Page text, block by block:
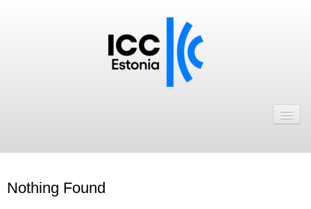
ICC Eesti liikmebaas
Nothing Found